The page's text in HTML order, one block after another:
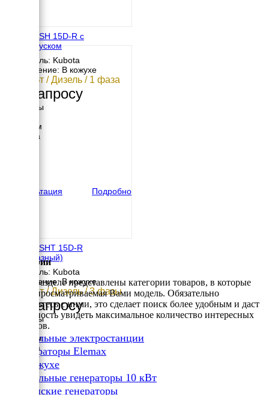
Elemax SH 15D-R с
автозапуском
Двигатель: Kubota
Исполнение: В кожухе
10.8 кВт / Дизель / 1 фаза
По запросу
Размеры
1440 мм
Ширина
Консультация
Подробно
Elemax SHT 15D-R
(трёхфазный)
Двигатель: Kubota
Исполнение: В кожухе
10.8 кВт / Дизель / 3 фазы
По запросу
Размеры
1440 мм
Ширина
Категории
В этом разделе представлены категории товаров, в которые
входит просматриваемая Вами модель. Обязательно
ознакомьтесь с ними, это сделает поиск более удобным и даст
возможность увидеть максимальное количество интересных
вариантов.
Дизельные электростанции
Генераторы Elemax
В кожухе
Дизельные генераторы 10 кВт
Японские генераторы